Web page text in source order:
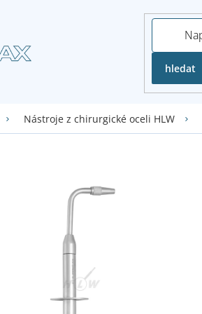
hledat
Nástroje z chirurgické oceli HLW